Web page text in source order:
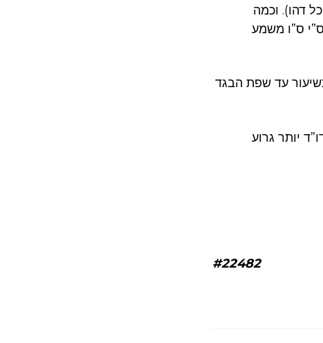
דהו). וכמה
ס”ו משמע
עד שפת הבגד
יותר גרוע
#22482